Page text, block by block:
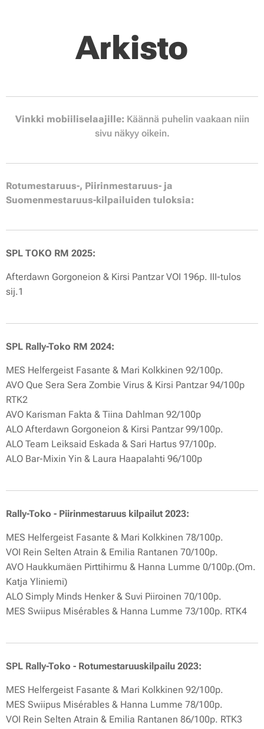
Arkisto
Vinkki mobiiliselaajille: Käännä puhelin vaakaan niin
sivu näkyy oikein.
Rotumestaruus-, Piirinmestaruus- ja
Suomenmestaruus-kilpailuiden tuloksia:
SPL TOKO RM 2025:
Afterdawn Gorgoneion & Kirsi Pantzar VOI 196p. III-tulos
sij.1
SPL Rally-Toko RM 2024:
MES Helfergeist Fasante & Mari Kolkkinen 92/100p.
AVO Que Sera Sera Zombie Virus & Kirsi Pantzar 94/100p
RTK2
AVO Karisman Fakta & Tiina Dahlman 92/100p
ALO Afterdawn Gorgoneion & Kirsi Pantzar 99/100p.
ALO Team Leiksaid Eskada & Sari Hartus 97/100p.
ALO Bar-Mixin Yin & Laura Haapalahti 96/100p
Rally-Toko - Piirinmestaruus kilpailut 2023:
MES Helfergeist Fasante & Mari Kolkkinen 78/100p.
VOI Rein Selten Atrain & Emilia Rantanen 70/100p.
AVO Haukkumäen Pirttihirmu & Hanna Lumme 0/100p.(Om.
Katja Yliniemi)
ALO Simply Minds Henker & Suvi Piiroinen 70/100p.
MES Swiipus Misérables & Hanna Lumme 73/100p. RTK4
SPL Rally-Toko - Rotumestaruuskilpailu 2023:
MES Helfergeist Fasante & Mari Kolkkinen 92/100p.
MES Swiipus Misérables & Hanna Lumme 78/100p.
VOI Rein Selten Atrain & Emilia Rantanen 86/100p. RTK3